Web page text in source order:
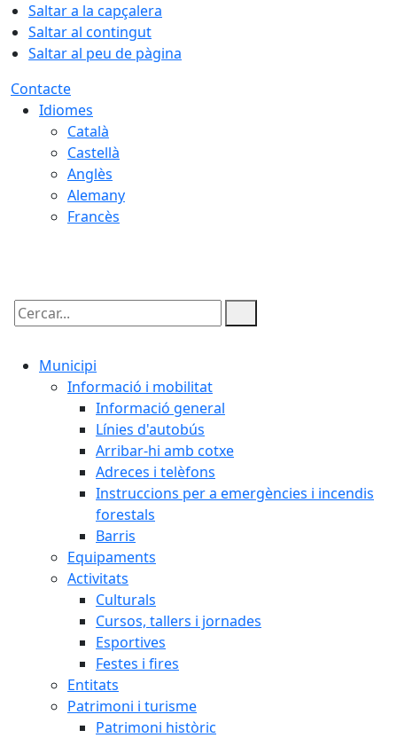
Saltar a la capçalera
Saltar al contingut
Saltar al peu de pàgina
Contacte
Idiomes
Català
Castellà
Anglès
Alemany
Francès
Cercar:
Municipi
Informació i mobilitat
Informació general
Línies d'autobús
Arribar-hi amb cotxe
Adreces i telèfons
Instruccions per a emergències i incendis
forestals
Barris
Equipaments
Activitats
Culturals
Cursos, tallers i jornades
Esportives
Festes i fires
Entitats
Patrimoni i turisme
Patrimoni històric